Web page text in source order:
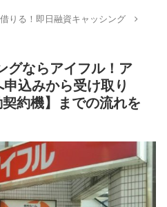
りる！即日融資キャッシング
グならアイフル！ア
込みから受け取り
約機】までの流れを